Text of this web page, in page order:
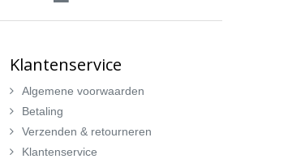
Klantenservice
Algemene voorwaarden
Betaling
Verzenden & retourneren
Klantenservice